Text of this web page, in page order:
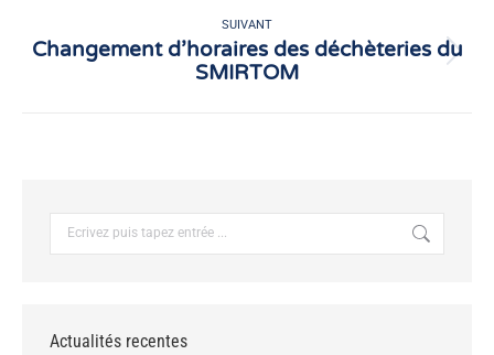
SUIVANT
Article
suivant
Changement d’horaires des déchèteries du
SMIRTOM
Actualités recentes